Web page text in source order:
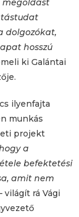
megoldást
dolgozókat,
hosszú
ki Galántai
ilyenfajta
munkás
projekt
a
befektetési
amit nem
világít rá Vági